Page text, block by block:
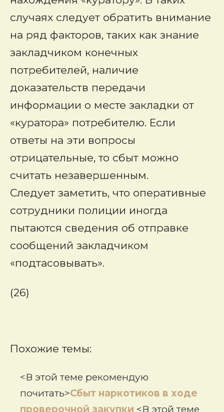
случаях следует обратить внимание
на ряд факторов, таких как знание
закладчиком конечных
потребителей, наличие
доказательств передачи
информации о месте закладки от
«куратора» потребителю. Если
ответы на эти вопросы
отрицательные, то сбыт можно
считать незавершенным.
Следует заметить, что оперативные
сотрудники полиции иногда
пытаются сведения об отправке
сообщений закладчиком
«подтасовывать».
(26)
Похожие темы:
<В этой теме рекомендую
почитать>Сбыт наркотиков в ходе
проверочной закупки <В этой теме